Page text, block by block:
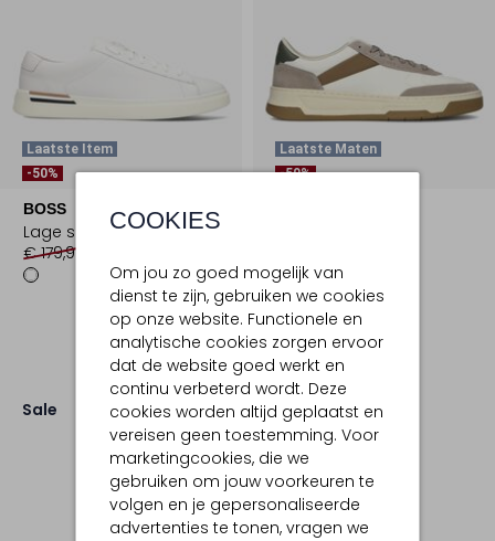
COOKIES
Om jou zo goed mogelijk van
dienst te zijn, gebruiken we cookies
op onze website. Functionele en
analytische cookies zorgen ervoor
dat de website goed werkt en
continu verbeterd wordt. Deze
cookies worden altijd geplaatst en
vereisen geen toestemming. Voor
marketingcookies, die we
gebruiken om jouw voorkeuren te
volgen en je gepersonaliseerde
advertenties te tonen, vragen we
Laatste Item
-50%
BOSS
Lage sneakers
€ 179,99
Laatste Maten
-50%
Sale